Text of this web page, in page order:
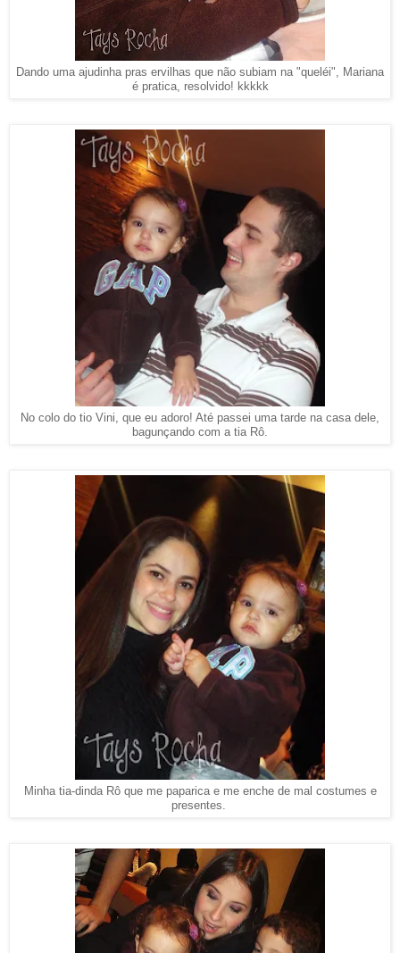
Dando uma ajudinha pras ervilhas que não subiam na "queléi", Mariana
é pratica, resolvido! kkkkk
No colo do tio Vini, que eu adoro! Até passei uma tarde na casa dele,
bagunçando com a tia Rô.
Minha tia-dinda Rô que me paparica e me enche de mal costumes e
presentes.